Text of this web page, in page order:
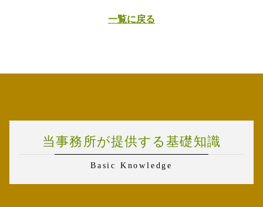
一覧に戻る
当事務所が提供する基礎知識
Basic Knowledge